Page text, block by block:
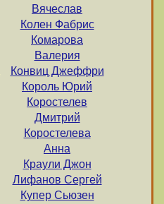
Вячеслав
Колен Фабрис
Комарова
Валерия
Конвиц Джеффри
Король Юрий
Коростелев
Дмитрий
Коростелева
Анна
Краули Джон
Лифанов Сергей
Купер Сьюзен